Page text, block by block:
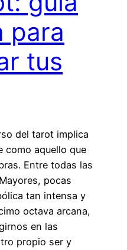
para
tus
del tarot implica
como aquello que
Entre todas las
pocas
tan intensa y
octava arcana,
en las
propio ser y